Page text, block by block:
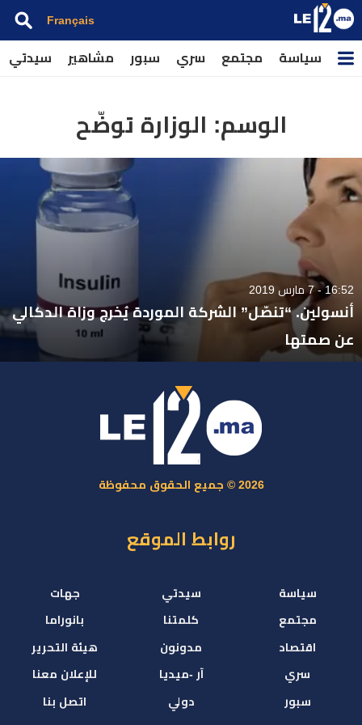
Français
سياسة مجتمع سري سبور مشاهير سيدتي
الوسم: الوزارة توضّح
16:52 - 7 مارس 2019
أنسولين. “تنصّل” الشركة الموردة يُخرج وزاة الدكالي
عن صمتها
2026 © جميع الحقوق محفوظة
روابط الموقع
سياسة
مجتمع
اقتصاد
سري
سبور
سيدتي
كلمتنا
مدونون
آر -ميديا
دولي
جهات
بانوراما
هيئة التحرير
للإعلان معنا
اتصل بنا